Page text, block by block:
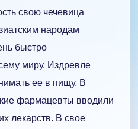
свою чечевица
народам
быстро
миру. Издревле
ее в пищу. В
фармацевты вводили
лекарств. В свое